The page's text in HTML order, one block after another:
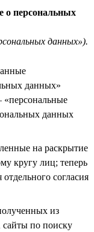
о персональных
данных»).
данных»
данных
на раскрытие
кругу лиц; теперь
согласия
из
сайты по поиску